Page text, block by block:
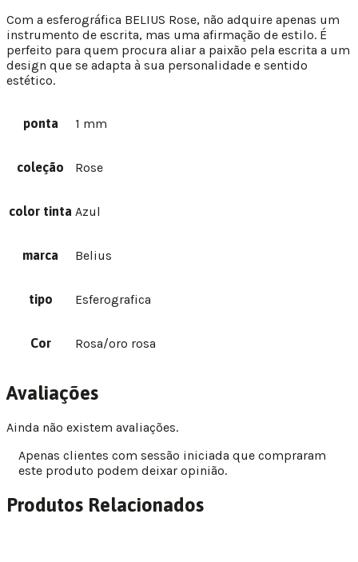
Com a esferográfica BELIUS Rose, não adquire apenas um
instrumento de escrita, mas uma afirmação de estilo. É
perfeito para quem procura aliar a paixão pela escrita a um
design que se adapta à sua personalidade e sentido
estético.
ponta 1 mm
coleção Rose
color tinta Azul
marca Belius
tipo Esferografica
Cor Rosa/oro rosa
Avaliações
Ainda não existem avaliações.
Apenas clientes com sessão iniciada que compraram
este produto podem deixar opinião.
Produtos Relacionados